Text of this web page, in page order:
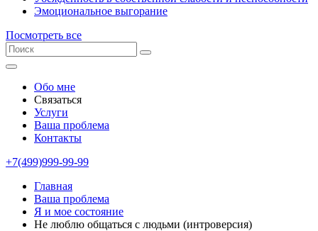
Эмоциональное выгорание
Посмотреть все
Обо мне
Связаться
Услуги
Ваша проблема
Контакты
+7(499)999-99-99
Главная
Ваша проблема
Я и мое состояние
Не люблю общаться с людьми (интроверсия)